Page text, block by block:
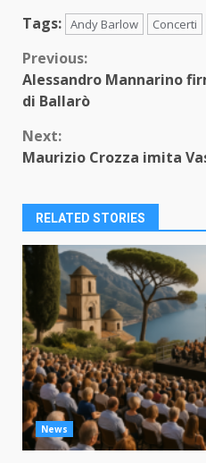
Tags: Andy Barlow Concerti
Continue
Reading
Previous:
Alessandro Mannarino
di Ballarò
Next:
Maurizio Crozza imita
RELATED STORIES
News